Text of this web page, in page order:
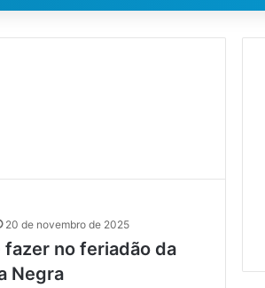
20 de novembro de 2025
fazer no feriadão da
Negra